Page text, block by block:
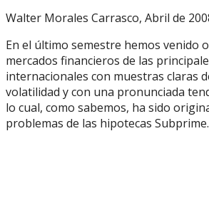
Walter Morales Carrasco, Abril de
En el último semestre hemos venido
mercados financieros de las
internacionales con muestras claras
volatilidad y con una pronunciada
lo cual, como sabemos, ha sido
problemas de las hipotecas Subprime.